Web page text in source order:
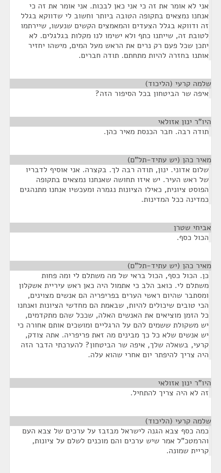
אני לא אומר את זה כי אני כאן לבכות. אני אומר את זה כי
אנחנו נמצאים בתקופה הטובה ביותר וחשוב לי שדווקא בגלל
זה ודווקא בגלל הצעדים והמאמצים הקשים שנעשו, שיירתמו
לטובת זה, שייתנו כתף ולא ישימו לנו מקלות בגלגלים. לא
יתכן שכל פעם רק נרים את הראש מעל המים, מישהו יחזיר
אותנו בחזרה להיות מתחתם. תודה חברים.
שלמה קרעי (הליכוד)
איפה שר הביטחון בכל הסיפור הזה?
היו"ר ינון אזולאי
תודה רבה. חבר הכנסת מאיר כהן.
מאיר כהן (יש עתיד-תל"ם)
שלום אדוני. ינון, תודה רבה לך. בקצרה. אני אוסיף לדבריו
של ראש העיר. יש איזו תחושה שאנחנו נמצאים בתקופה
הפוסט ציונית, כאילו הציונות נגמרה ומעכשיו אנחנו מתנהגים
כמדינה ככל המדינות.
אביחי שטרן
הכול כסף.
מאיר כהן (יש עתיד-תל"ם)
כן. הכול כסף, הכול בראי של מה משתלם לי ומה פחות
משתלם לי. כואב הלב כי אתמול היה כאן ראש עיריית אשקלון
ומסתבר שהיום ראשי הערים בפריפריה הם אנשים מצוינים,
הכי טובים שיכולים להיות, שבאמת הם מחדשי הציונות ואנחנו
כל הזמן מוציאים את האנשים האלה, שככל שהם מתקדמים,
יש משקולת ששמים להם על הרגליים ומושכים אותם אחורה כי
יש אנשים שלא כל כך מבינים מה זאת פריפריה. אתה צודק,
קרעי, בשאלה שלך, איפה שר הביטחון? להערכתי הדבר הזה
היה צריך להיפתר יום אחרי שהוא עלה.
היו"ר ינון אזולאי
זה לא היה צריך להתחיל.
שלמה קרעי (הליכוד)
כמה כסף צבא הגנה לישראל מבזבז על ערכים של צבא העם
והרמטכ"ל אמר שיש ערכים והם מוכנים לשלם על ציונות,
קריית שמונה.